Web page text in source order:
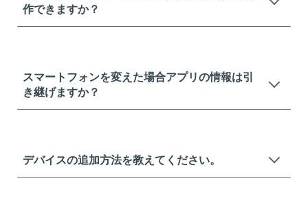
作できますか？
スマートフォンを変えた場合アプリの情報は引
き継げますか？
デバイスの追加方法を教えてください。